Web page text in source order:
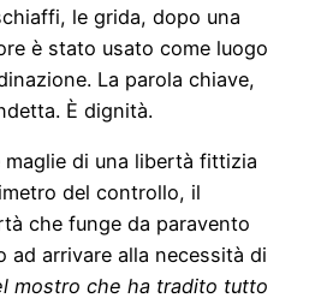
le grida, dopo una
è stato usato come luogo
La parola chiave,
È dignità.
di una libertà fittizia
del controllo, il
che funge da paravento
ad arrivare alla necessità di
mostro che ha tradito tutto